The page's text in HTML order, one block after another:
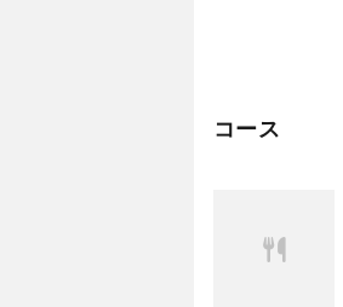
コース